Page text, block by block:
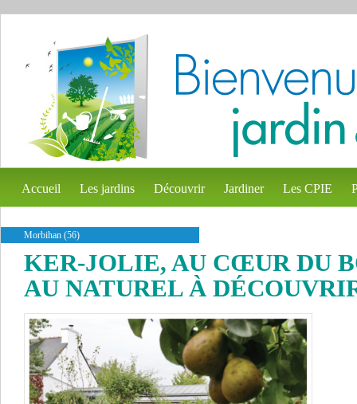
Accueil Les jardins Découvrir Jardiner Les CPIE
Morbihan (56)
KER-JOLIE, AU CŒUR DU
AU NATUREL À